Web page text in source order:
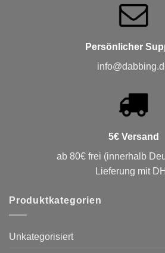
Persönlicher
5€ Versand
ab 80€ frei (innerhalb
Lieferung mit
Produktkategorien
Unkategorisiert